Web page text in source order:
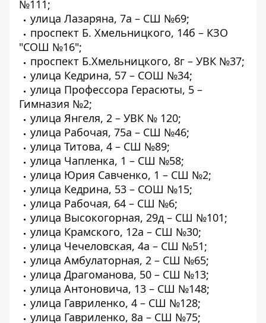
№111;
улица Лазаряна, 7а – СШ №69;
проспект Б. Хмельницкого, 14б – КЗО
"СОШ №16";
проспект Б.Хмельницкого, 8г – УВК №37;
улица Кедрина, 57 – СОШ №34;
улица Профессора Герасюты, 5 –
Гимназия №2;
улица Янгеля, 2 – УВК № 120;
улица Рабочая, 75а – СШ №46;
улица Титова, 4 – СШ №89;
улица Чапленка, 1 – СШ №58;
улица Юрия Савченко, 1 – СШ №2;
улица Кедрина, 53 – СОШ №15;
улица Рабочая, 64 – СШ №6;
улица Высокогорная, 29д – СШ №101;
улица Крамского, 12а – СШ №30;
улица Чечеловская, 4а – СШ №51;
улица Амбулаторная, 2 – СШ №65;
улица Драгоманова, 50 – СШ №13;
улица Антоновича, 13 – СШ №148;
улица Гавриленко, 4 – СШ №128;
улица Гавриленко, 8а – СШ №75;